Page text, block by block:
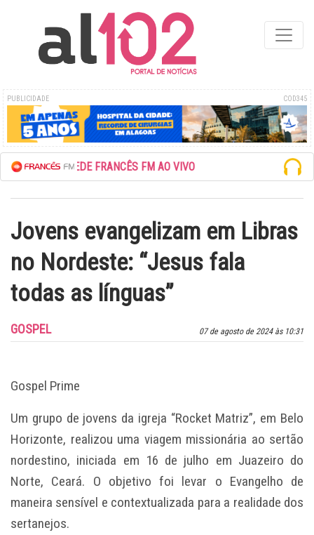
PUBLICIDADE COD345
ESCUTE A REDE FRANCÊS FM AO VIVO
Jovens evangelizam em Libras
no Nordeste: “Jesus fala
todas as línguas”
07 de agosto de 2024 às 10:31
GOSPEL
Gospel Prime
Um grupo de jovens da igreja “Rocket Matriz”, em Belo
Horizonte, realizou uma viagem missionária ao sertão
nordestino, iniciada em 16 de julho em Juazeiro do
Norte, Ceará. O objetivo foi levar o Evangelho de
maneira sensível e contextualizada para a realidade dos
sertanejos.